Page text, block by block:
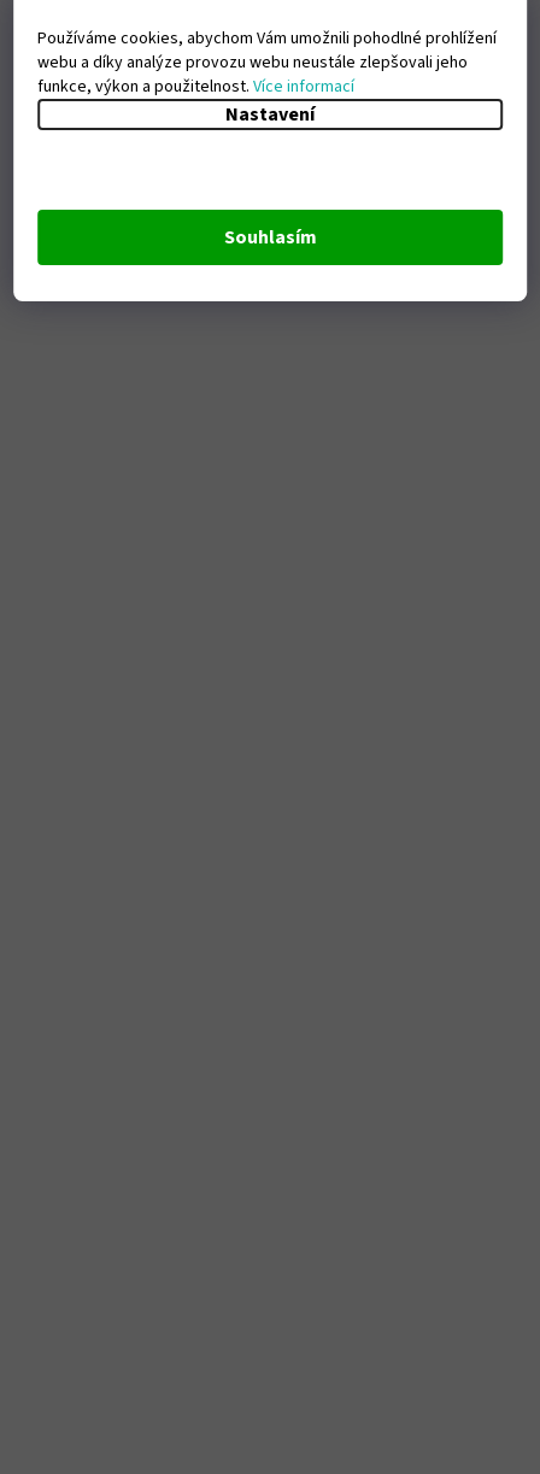
Používáme cookies, abychom Vám umožnili pohodlné prohlížení
webu a díky analýze provozu webu neustále zlepšovali jeho
funkce, výkon a použitelnost.Více informací
Nastavení
Souhlasím